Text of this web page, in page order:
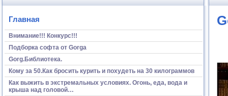
Главная
Внимание!!! Конкурс!!!
Подборка софта от Gorga
Gorg.Библиотека.
Кому за 50.Как бросить курить и похудеть на 30 килограммов
Как выжить в экстремальных условиях. Огонь, еда, вода и
крыша над головой…